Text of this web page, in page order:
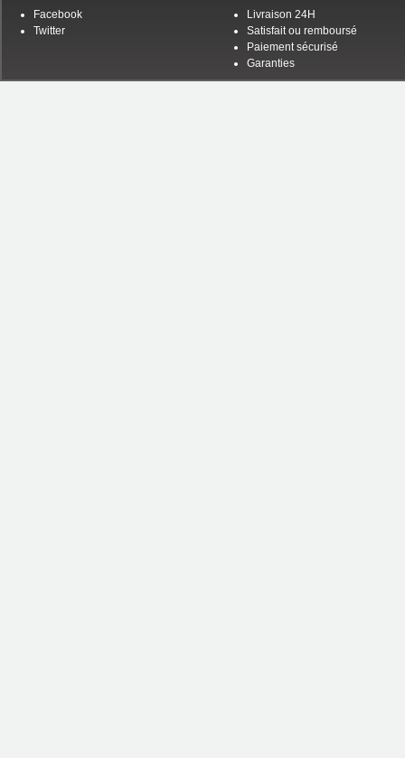
Facebook
Twitter
Livraison 24H
Satisfait ou remboursé
Paiement sécurisé
Garanties